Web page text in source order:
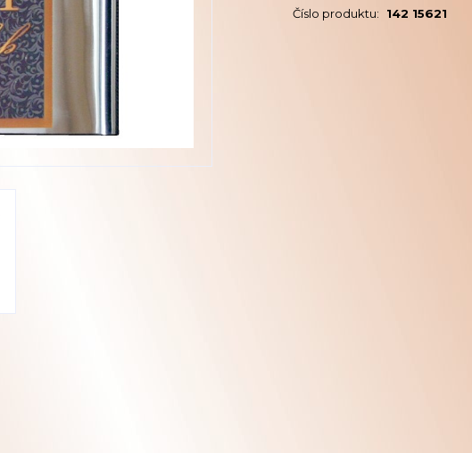
Číslo produktu: 142 15621